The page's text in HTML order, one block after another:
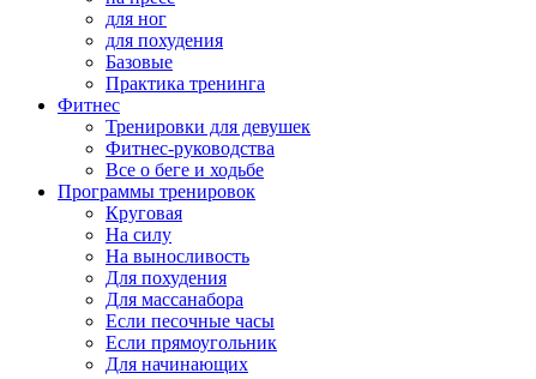
для ног
для похудения
Базовые
Практика тренинга
Фитнес
Тренировки для девушек
Фитнес-руководства
Все о беге и ходьбе
Программы тренировок
Круговая
На силу
На выносливость
Для похудения
Для массанабора
Если песочные часы
Если прямоугольник
Для начинающих